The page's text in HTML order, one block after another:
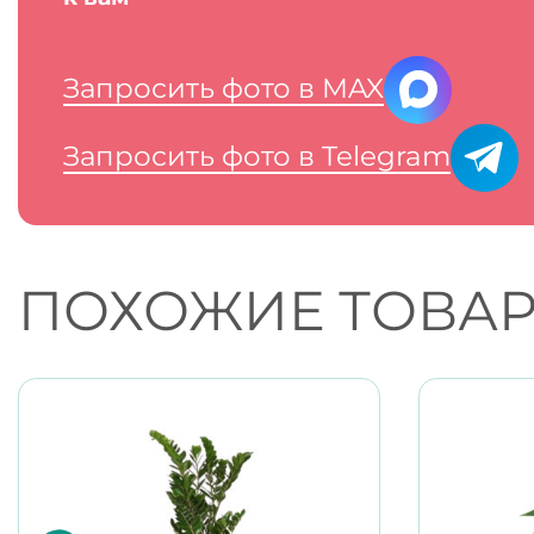
Запросить фото в MAX
Запросить фото в Telegram
ПОХОЖИЕ